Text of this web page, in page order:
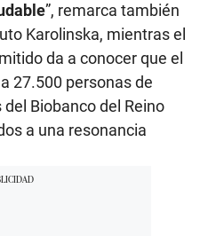
”, remarca también
Karolinska, mientras el
da a conocer que el
27.500 personas de
Biobanco del Reino
a una resonancia